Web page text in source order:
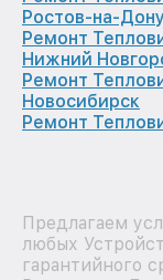
Ростов-на-Дону
Ремонт
Нижний
Ремонт
Новосибирск
Ремонт
Предлагаем
любых
гарантийного